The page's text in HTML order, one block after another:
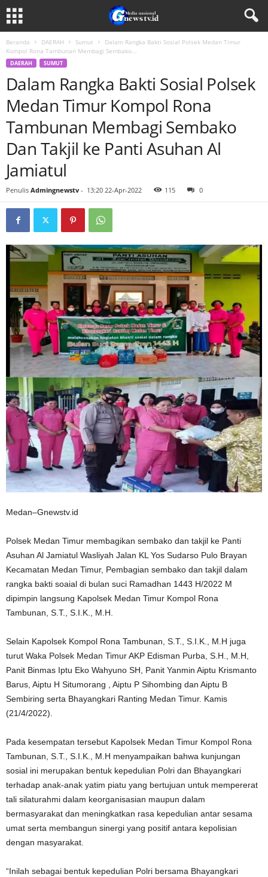
Beranda DAERAH Sumut
Dalam Rangka Bakti Sosial Polsek Medan Timur
Kompol Rona Tambunan Membagi Sembako...
DAERAH SUMUT
Dalam Rangka Bakti Sosial Polsek
Medan Timur Kompol Rona
Tambunan Membagi Sembako
Dan Takjil ke Panti Asuhan Al
Jamiatul
Penulis Admingnewstv - 13:20 22-Apr-2022 115 0
Medan–Gnewstv.id
Polsek Medan Timur membagikan sembako dan takjil ke Panti
Asuhan Al Jamiatul Wasliyah Jalan KL Yos Sudarso Pulo Brayan
Kecamatan Medan Timur, Pembagian sembako dan takjil dalam
rangka bakti soaial di bulan suci Ramadhan 1443 H/2022 M
dipimpin langsung Kapolsek Medan Timur Kompol Rona
Tambunan, S.T., S.I.K., M.H.
Selain Kapolsek Kompol Rona Tambunan, S.T., S.I.K., M.H juga
turut Waka Polsek Medan Timur AKP Edisman Purba, S.H., M.H,
Panit Binmas Iptu Eko Wahyuno SH, Panit Yanmin Aiptu Krismanto
Barus, Aiptu H Situmorang , Aiptu P Sihombing dan Aiptu B
Sembiring serta Bhayangkari Ranting Medan Timur. Kamis
(21/4/2022).
Pada kesempatan tersebut Kapolsek Medan Timur Kompol Rona
Tambunan, S.T., S.I.K., M.H menyampaikan bahwa kunjungan
sosial ini merupakan bentuk kepedulian Polri dan Bhayangkari
terhadap anak-anak yatim piatu yang bertujuan untuk mempererat
tali silaturahmi dalam keorganisasian maupun dalam
bermasyarakat dan meningkatkan rasa kepedulian antar sesama
umat serta membangun sinergi yang positif antara kepolisian
dengan masyarakat.
“Inilah sebagai bentuk kepedulian Polri bersama Bhayangkari